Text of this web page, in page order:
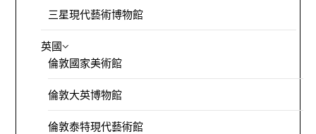
三星現代藝術博物館
英國
倫敦國家美術館
倫敦大英博物館
倫敦泰特現代藝術館